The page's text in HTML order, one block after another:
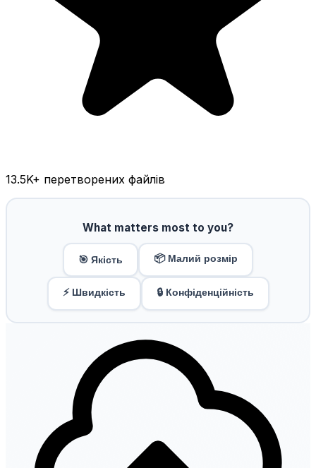
13.5K+ перетворених файлів
What matters most to you?
🎯 Якість 📦 Малий розмір
⚡ Швидкість 🔒 Конфіденційність